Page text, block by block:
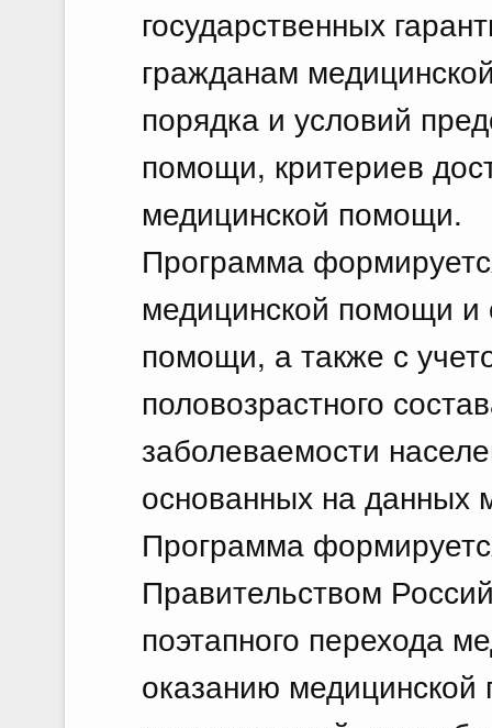
государственных
гражданам
порядка и условий
помощи, критериев
медицинской помощи.
Программа
медицинской помощи и
помощи, а также с
половозрастного
заболеваемости
основанных на данных
Программа
Правительством
поэтапного перехода
оказанию